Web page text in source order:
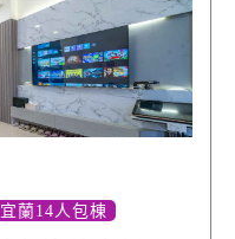
宜蘭14人包棟